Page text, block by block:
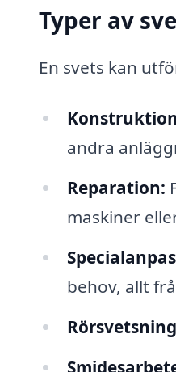
Typer av
En svets kan
andra
Reparation:
maskiner
behov, allt